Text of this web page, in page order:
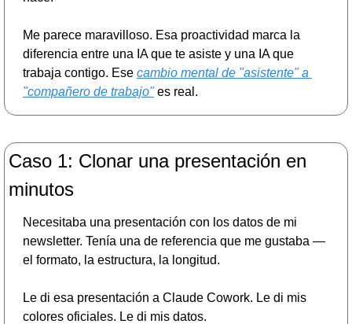
Me parece maravilloso. Esa proactividad marca la
diferencia entre una IA que te asiste y una IA que
trabaja contigo. Ese cambio mental de "asistente" a
"compañero de trabajo" es real.
Caso 1: Clonar una presentación en
minutos
Necesitaba una presentación con los datos de mi
newsletter. Tenía una de referencia que me gustaba —
el formato, la estructura, la longitud.
Le di esa presentación a Claude Cowork. Le di mis
colores oficiales. Le di mis datos.